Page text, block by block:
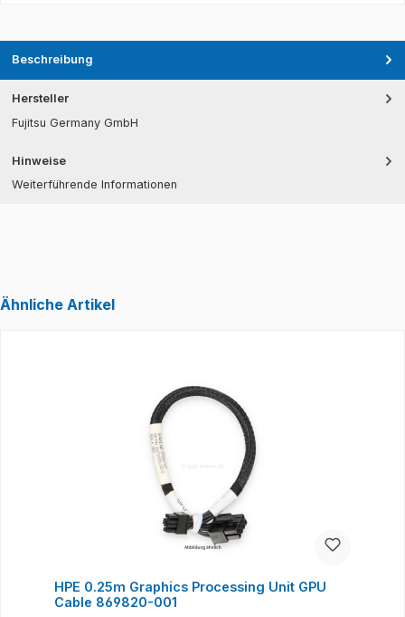
Beschreibung
Hersteller
Fujitsu Germany GmbH
Hinweise
Weiterführende Informationen
Ähnliche Artikel
HPE 0.25m Graphics Processing Unit GPU
Cable 869820-001